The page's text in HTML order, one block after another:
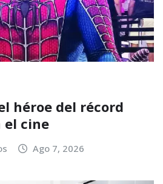
héroe del récord
el cine
Ago 7, 2026